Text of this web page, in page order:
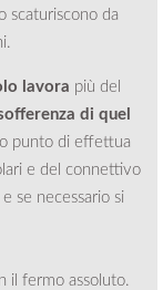
scaturiscono da
lavora più del
di quel
punto di effettua
e del connettivo
e se necessario si
il fermo assoluto.